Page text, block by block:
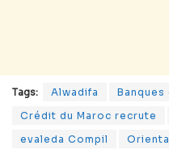
Tags: Alwadifa
Banques
Crédit du Maroc recrute
evaleda Compil